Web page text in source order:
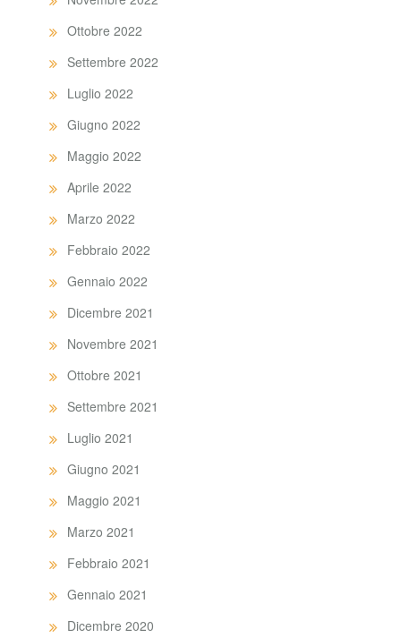
Ottobre 2022
Settembre 2022
Luglio 2022
Giugno 2022
Maggio 2022
Aprile 2022
Marzo 2022
Febbraio 2022
Gennaio 2022
Dicembre 2021
Novembre 2021
Ottobre 2021
Settembre 2021
Luglio 2021
Giugno 2021
Maggio 2021
Marzo 2021
Febbraio 2021
Gennaio 2021
Dicembre 2020